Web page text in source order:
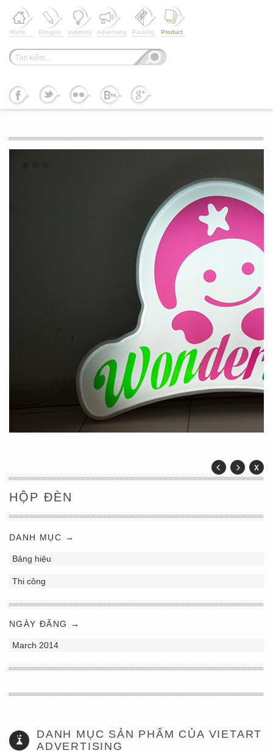
Home Designs Indentity Advertsing Packing Product
HỘP ĐÈN
DANH MỤC →
Bảng hiệu
Thi công
NGÀY ĐĂNG →
March 2014
DANH MỤC SẢN PHẨM CỦA VIETART
ADVERTISING